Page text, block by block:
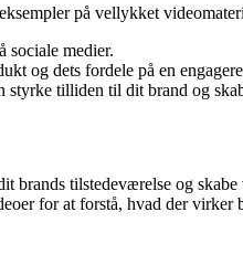
på vellykket
sociale medier.
og dets fordele på en
styrke tilliden til dit brand og
tilstedeværelse og
for at forstå, hvad der virker